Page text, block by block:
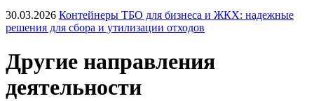
30.03.2026 Контейнеры ТБО для бизнеса и ЖКХ: надежные
решения для сбора и утилизации отходов
Другие направления
деятельности